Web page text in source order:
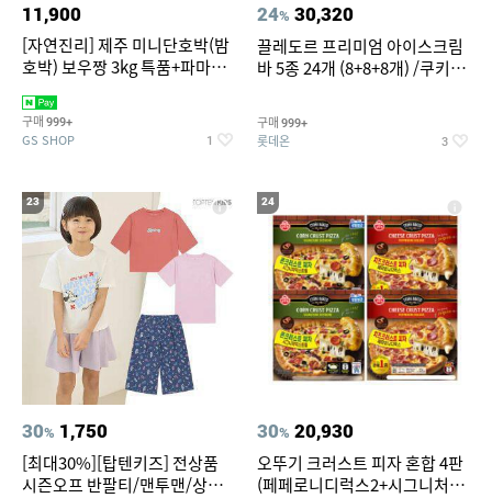
11,900
[자연진리] 제주 미니단호박(밤
호박) 보우짱 3kg 특품+파마산
구매 999+
GS SHOP 1
24% 30,320
끌레도르 프리미엄 아이스크림
바 5종 24개 (8+8+8개) /쿠키앤
구매 999+
롯데온 3
23
30% 1,750
[최대30%][탑텐키즈] 전상품
시즌오프 반팔티/맨투맨/상하
24
30% 20,930
오뚜기 크러스트 피자 혼합 4판
(페페로니디럭스2+시그니처익